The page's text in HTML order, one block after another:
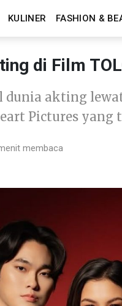
KULINER FASHION &
di Film
akting lewat
Pictures
membaca